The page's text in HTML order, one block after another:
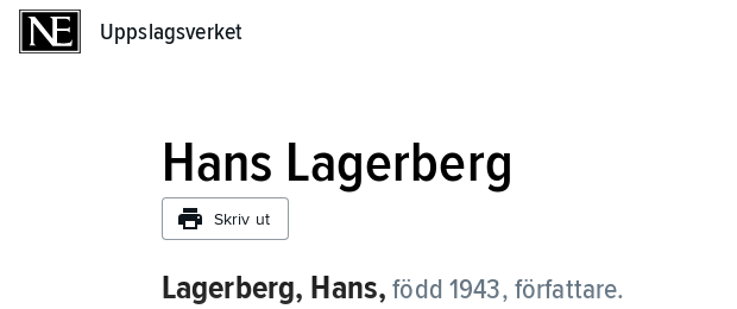
Uppslagsverket
Hans Lagerberg
Skriv ut
Lagerberg, Hans, född 1943, författare.